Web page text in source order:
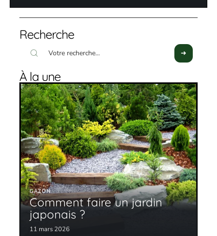
Recherche
À la une
GAZON
Comment faire un jardin
japonais ?
11 mars 2026